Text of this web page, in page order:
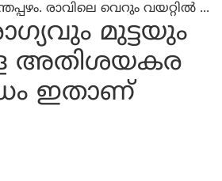
രാവിലെ വെറും വയറ്റില്‍ ...
മുട്ടയും
അതിശയകര
ഇതാണ്